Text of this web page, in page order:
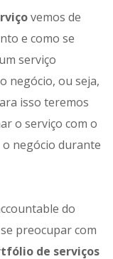
vemos de
e como se
serviço
negócio, ou seja,
isso teremos
o serviço com o
negócio durante
do
preocupar com
de serviços